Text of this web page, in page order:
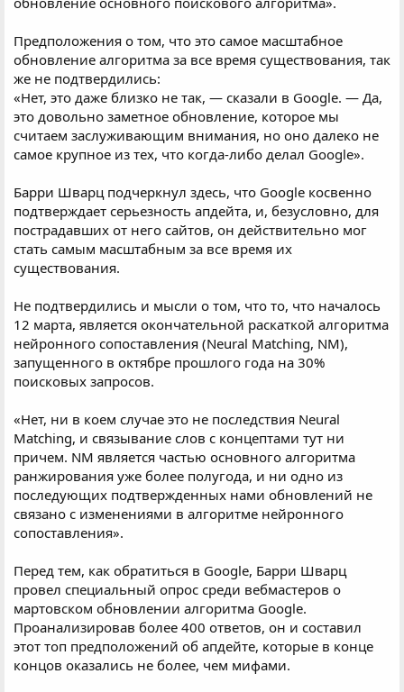
Предположения о том, что это самое масштабное
обновление алгоритма за все время существования, так
же не подтвердились:
«Нет, это даже близко не так, — сказали в Google. — Да,
это довольно заметное обновление, которое мы
считаем заслуживающим внимания, но оно далеко не
самое крупное из тех, что когда-либо делал Google».
Барри Шварц подчеркнул здесь, что Google косвенно
подтверждает серьезность апдейта, и, безусловно, для
пострадавших от него сайтов, он действительно мог
стать самым масштабным за все время их
существования.
Не подтвердились и мысли о том, что то, что началось
12 марта, является окончательной раскаткой алгоритма
нейронного сопоставления (Neural Matching, NM),
запущенного в октябре прошлого года на 30%
поисковых запросов.
«Нет, ни в коем случае это не последствия Neural
Matching, и связывание слов с концептами тут ни
причем. NM является частью основного алгоритма
ранжирования уже более полугода, и ни одно из
последующих подтвержденных нами обновлений не
связано с изменениями в алгоритме нейронного
сопоставления».
Перед тем, как обратиться в Google, Барри Шварц
провел специальный опрос среди вебмастеров о
мартовском обновлении алгоритма Google.
Проанализировав более 400 ответов, он и составил
этот топ предположений об апдейте, которые в конце
концов оказались не более, чем мифами.